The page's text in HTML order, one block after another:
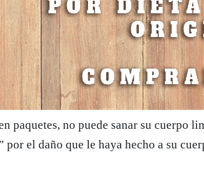
paquetes, no puede sanar su cuerpo
por el daño que le haya hecho a su